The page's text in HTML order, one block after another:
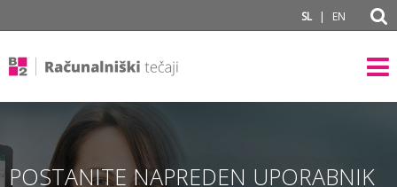
SL | EN
POSTANITE NAPREDEN UPORABNIK